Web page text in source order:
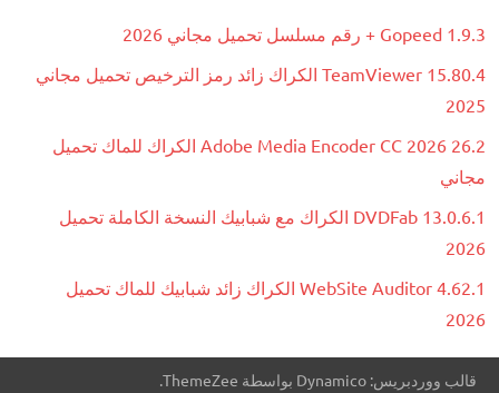
Gopeed 1.9.3 + رقم مسلسل تحميل مجاني 2026
TeamViewer 15.80.4 الكراك زائد رمز الترخيص تحميل مجاني
2025
Adobe Media Encoder CC 2026 26.2 الكراك للماك تحميل
مجاني
DVDFab 13.0.6.1 الكراك مع شبابيك النسخة الكاملة تحميل
2026
WebSite Auditor 4.62.1 الكراك زائد شبابيك للماك تحميل
2026
قالب ووردبريس: Dynamico بواسطة ThemeZee.